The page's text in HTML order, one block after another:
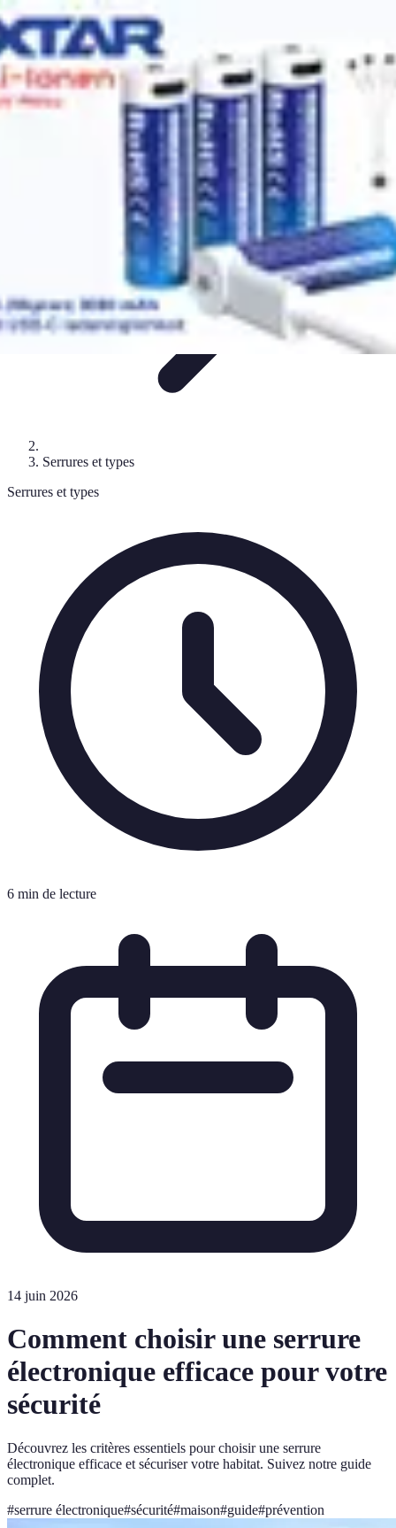
Serrure et Sécurité
Conseils SécuritéChoix de Serrure
serrures
Choix de serrures
Serrure et Sécurité
Serrures et types
Serrures et types
6 min de lecture
14 juin 2026
Comment choisir une serrure
électronique efficace pour votre
sécurité
Découvrez les critères essentiels pour choisir une serrure
électronique efficace et sécuriser votre habitat. Suivez notre guide
complet.
#serrure électronique#sécurité#maison#guide#prévention